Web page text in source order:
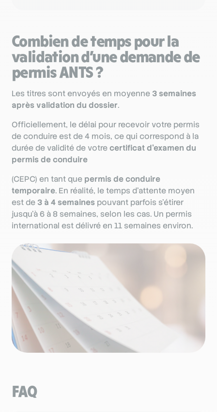
Combien de temps pour la
validation d’une demande de
permis ANTS ?
Les titres sont envoyés en moyenne 3 semaines
après validation du dossier.
Officiellement, le délai pour recevoir votre permis
de conduire est de 4 mois, ce qui correspond à la
durée de validité de votrecertificat d’examen du
permis de conduire
(CEPC) en tant que permis de conduire
temporaire. En réalité, le temps d’attente moyen
est de 3 à 4 semaines pouvant parfois s’étirer
jusqu’à 6 à 8 semaines, selon les cas. Un permis
international est délivré en 11 semaines environ.
FAQ